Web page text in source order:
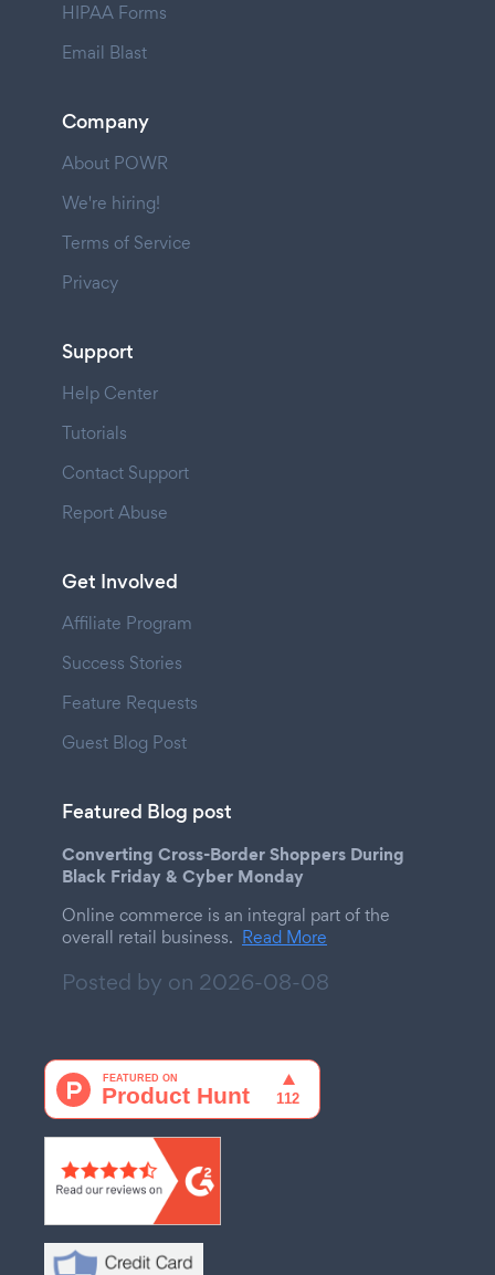
HIPAA Forms
Email Blast
Company
About POWR
We're hiring!
Terms of Service
Privacy
Support
Help Center
Tutorials
Contact Support
Report Abuse
Get Involved
Affiliate Program
Success Stories
Feature Requests
Guest Blog Post
Featured Blog post
Converting Cross-Border Shoppers During
Black Friday & Cyber Monday
Online commerce is an integral part of the
overall retail business. Read More
Posted by on 2026-08-08